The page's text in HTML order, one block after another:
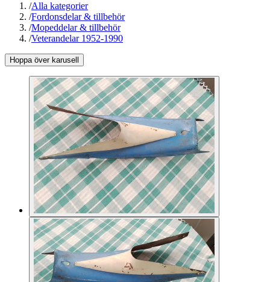
/Alla kategorier
/Fordonsdelar & tillbehör
/Mopeddelar & tillbehör
/Veterandelar 1952-1990
Hoppa över karusell